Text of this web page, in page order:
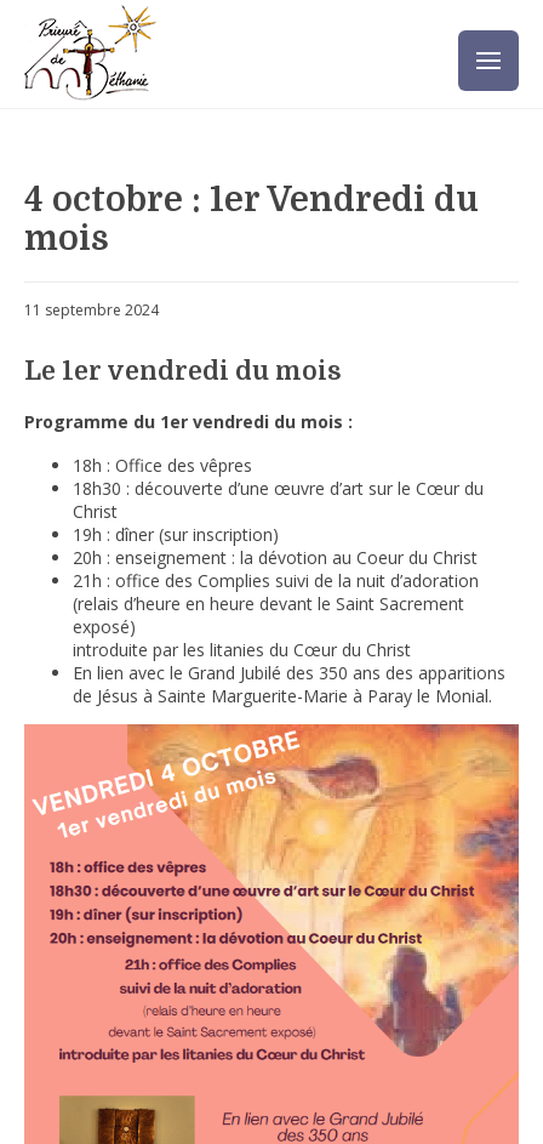
4 octobre : 1er Vendredi du
mois
11 septembre 2024
Le 1er vendredi du mois
Programme du 1er vendredi du mois :
18h : Office des vêpres
18h30 : découverte d’une œuvre d’art sur le Cœur du
Christ
19h : dîner (sur inscription)
20h : enseignement : la dévotion au Coeur du Christ
21h : office des Complies suivi de la nuit d’adoration
(relais d’heure en heure devant le Saint Sacrement
exposé)
introduite par les litanies du Cœur du Christ
En lien avec le Grand Jubilé des 350 ans des apparitions
de Jésus à Sainte Marguerite-Marie à Paray le Monial.